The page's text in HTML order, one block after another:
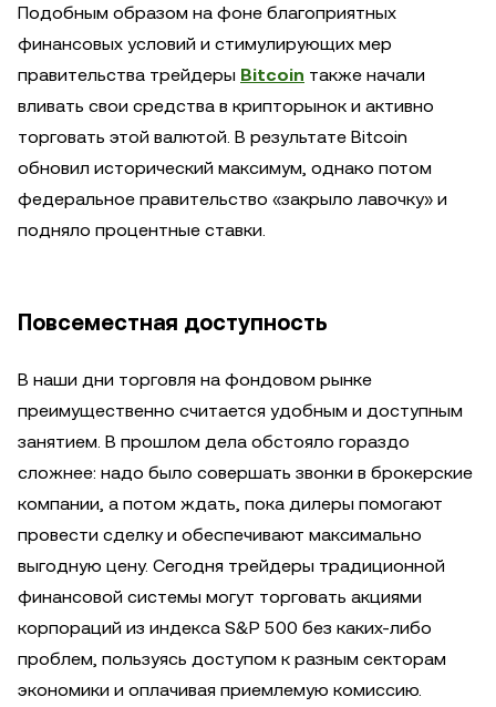
Подобным образом на фоне благоприятных
финансовых условий и стимулирующих мер
правительства трейдеры Bitcoin также начали
вливать свои средства в крипторынок и активно
торговать этой валютой. В результате Bitcoin
обновил исторический максимум, однако потом
федеральное правительство «закрыло лавочку» и
подняло процентные ставки.
Повсеместная доступность
В наши дни торговля на фондовом рынке
преимущественно считается удобным и доступным
занятием. В прошлом дела обстояло гораздо
сложнее: надо было совершать звонки в брокерские
компании, а потом ждать, пока дилеры помогают
провести сделку и обеспечивают максимально
выгодную цену. Сегодня трейдеры традиционной
финансовой системы могут торговать акциями
корпораций из индекса S&P 500 без каких-либо
проблем, пользуясь доступом к разным секторам
экономики и оплачивая приемлемую комиссию.